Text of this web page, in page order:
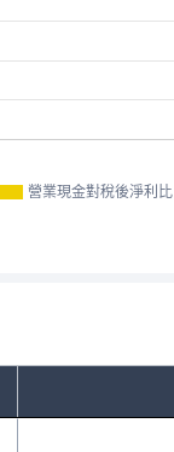
營業現金對稅後淨利比